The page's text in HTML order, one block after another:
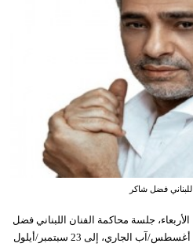
فضل شاكر
جلسة محاكمة الفنان اللبناني فضل
شاكر، التي كانت مقرر عقدها في 5 أغسطس/آب الجاري، إلى 23 سبتمبر/أيلول